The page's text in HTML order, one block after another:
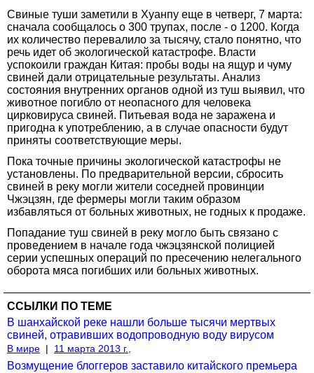
Свиные туши заметили в Хуанпу еще в четверг, 7 марта:
сначала сообщалось о 300 трупах, после - о 1200. Когда
их количество перевалило за тысячу, стало понятно, что
речь идет об экологической катастрофе. Власти
успокоили граждан Китая: пробы воды на ящур и чуму
свиней дали отрицательные результаты. Анализ
состояния внутренних органов одной из туш выявил, что
животное погибло от неопасного для человека
цирковируса свиней. Питьевая вода не заражена и
пригодна к употреблению, а в случае опасности будут
приняты соответствующие меры.
Пока точные причины экологической катастрофы не
установлены. По предварительной версии, сбросить
свиней в реку могли жители соседней провинции
Чжэцзян, где фермеры могли таким образом
избавляться от больных животных, не годных к продаже.
Попадание туш свиней в реку могло быть связано с
проведением в начале года чжэцзянской полицией
серии успешных операций по пресечению нелегального
оборота мяса погибших или больных животных.
ССЫЛКИ ПО ТЕМЕ
В шанхайской реке нашли больше тысячи мертвых
свиней, отравивших водопроводную воду вирусом
В мире | 11 марта 2013 г.,
Возмущение блоггеров заставило китайского премьера